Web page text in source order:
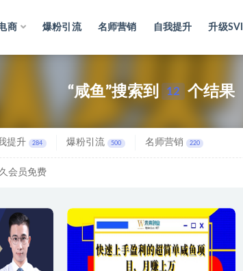
商 爆粉引流 名师营销 自我提升 升级
“咸鱼”搜索到 12 个结果
提升 284 爆粉引流 500 名师营销 220
会员免费